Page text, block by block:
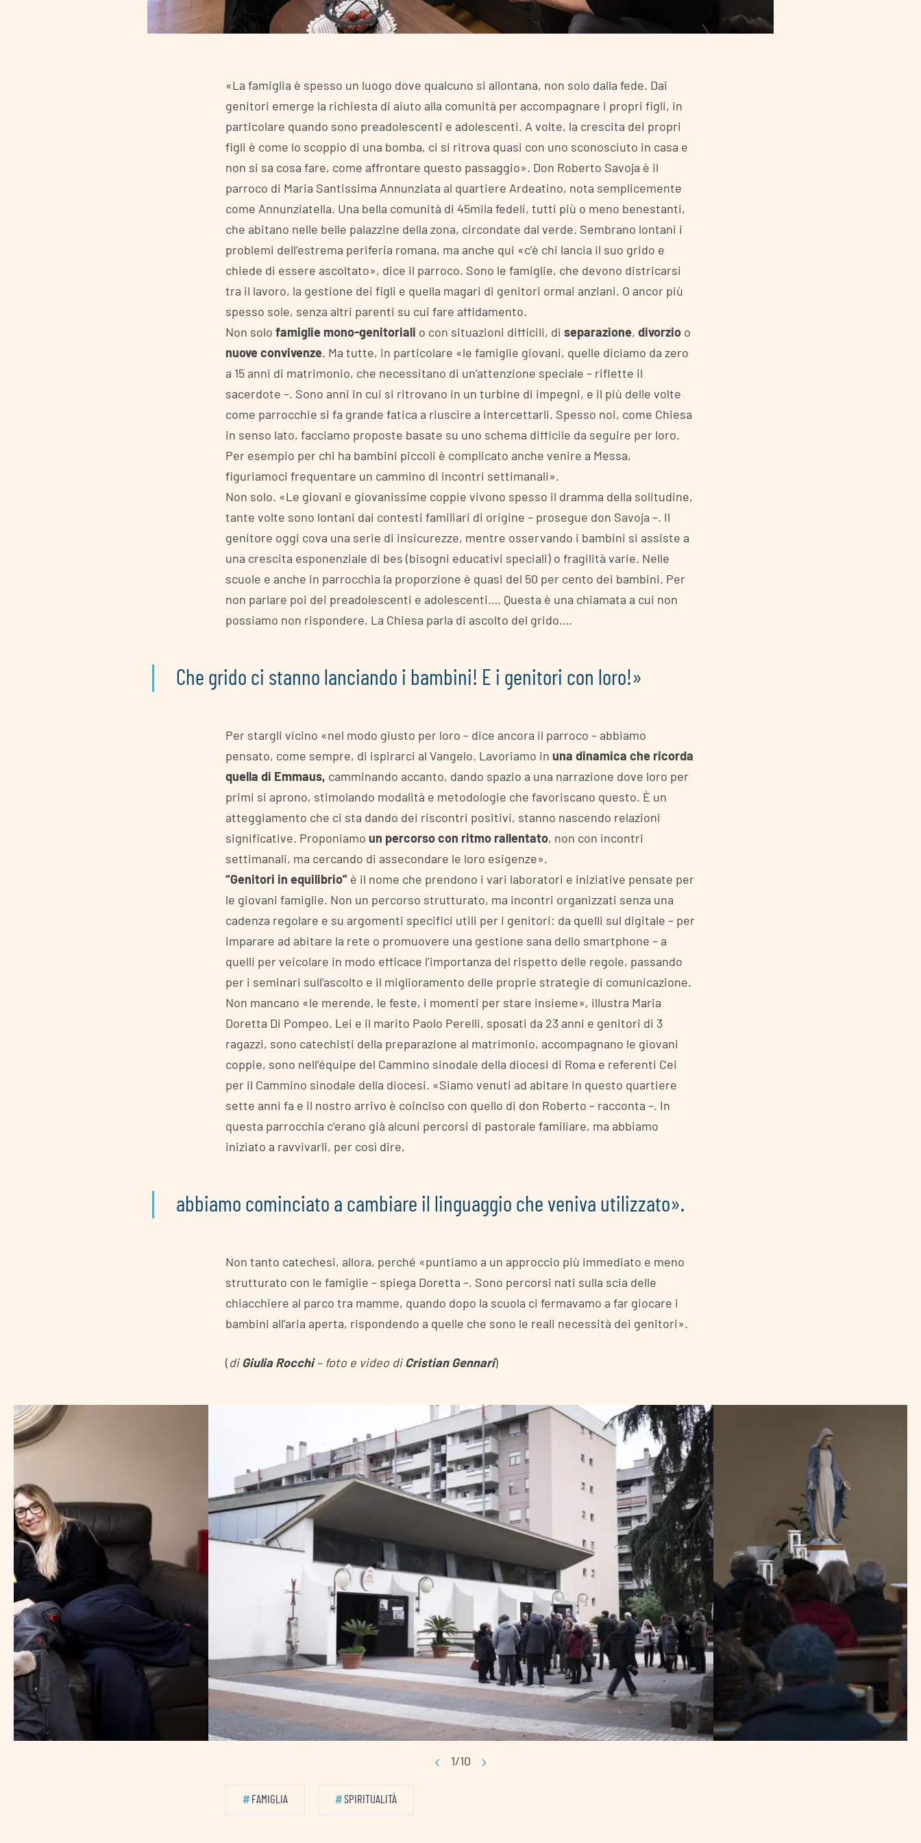
«La famiglia è spesso un luogo dove qualcuno si allontana, non solo dalla fede. Dai
genitori emerge la richiesta di aiuto alla comunità per accompagnare i propri figli, in
particolare quando sono preadolescenti e adolescenti. A volte, la crescita dei propri
figli è come lo scoppio di una bomba, ci si ritrova quasi con uno sconosciuto in casa e
non si sa cosa fare, come affrontare questo passaggio». Don Roberto Savoja è il
parroco di Maria Santissima Annunziata al quartiere Ardeatino, nota semplicemente
come Annunziatella. Una bella comunità di 45mila fedeli, tutti più o meno benestanti,
che abitano nelle belle palazzine della zona, circondate dal verde. Sembrano lontani i
problemi dell’estrema periferia romana, ma anche qui «c’è chi lancia il suo grido e
chiede di essere ascoltato», dice il parroco. Sono le famiglie, che devono districarsi
tra il lavoro, la gestione dei figli e quella magari di genitori ormai anziani. O ancor più
spesso sole, senza altri parenti su cui fare affidamento.
Non solofamiglie mono-genitoriali o con situazioni difficili, diseparazione,divorzio o
nuove convivenze. Ma tutte, in particolare «le famiglie giovani, quelle diciamo da zero
a 15 anni di matrimonio, che necessitano di un’attenzione speciale – riflette il
sacerdote –. Sono anni in cui si ritrovano in un turbine di impegni, e il più delle volte
come parrocchie si fa grande fatica a riuscire a intercettarli. Spesso noi, come Chiesa
in senso lato, facciamo proposte basate su uno schema difficile da seguire per loro.
Per esempio per chi ha bambini piccoli è complicato anche venire a Messa,
figuriamoci frequentare un cammino di incontri settimanali».
Non solo. «Le giovani e giovanissime coppie vivono spesso il dramma della solitudine,
tante volte sono lontani dai contesti familiari di origine – prosegue don Savoja –. Il
genitore oggi cova una serie di insicurezze, mentre osservando i bambini si assiste a
una crescita esponenziale di bes (bisogni educativi speciali) o fragilità varie. Nelle
scuole e anche in parrocchia la proporzione è quasi del 50 per cento dei bambini. Per
non parlare poi dei preadolescenti e adolescenti…. Questa è una chiamata a cui non
possiamo non rispondere. La Chiesa parla di ascolto del grido….
Che grido ci stanno lanciando i bambini! E i genitori con loro!»
Per stargli vicino «nel modo giusto per loro – dice ancora il parroco – abbiamo
pensato, come sempre, di ispirarci al Vangelo. Lavoriamo inuna dinamica che ricorda
quella di Emmaus, camminando accanto, dando spazio a una narrazione dove loro per
primi si aprono, stimolando modalità e metodologie che favoriscano questo. È un
atteggiamento che ci sta dando dei riscontri positivi, stanno nascendo relazioni
significative. Proponiamoun percorso con ritmo rallentato, non con incontri
settimanali, ma cercando di assecondare le loro esigenze».
“Genitori in equilibrio” è il nome che prendono i vari laboratori e iniziative pensate per
le giovani famiglie. Non un percorso strutturato, ma incontri organizzati senza una
cadenza regolare e su argomenti specifici utili per i genitori: da quelli sul digitale – per
imparare ad abitare la rete o promuovere una gestione sana dello smartphone – a
quelli per veicolare in modo efficace l’importanza del rispetto delle regole, passando
per i seminari sull’ascolto e il miglioramento delle proprie strategie di comunicazione.
Non mancano «le merende, le feste, i momenti per stare insieme», illustra Maria
Doretta Di Pompeo. Lei e il marito Paolo Perelli, sposati da 23 anni e genitori di 3
ragazzi, sono catechisti della preparazione al matrimonio, accompagnano le giovani
coppie, sono nell’équipe del Cammino sinodale della diocesi di Roma e referenti Cei
per il Cammino sinodale della diocesi. «Siamo venuti ad abitare in questo quartiere
sette anni fa e il nostro arrivo è coinciso con quello di don Roberto – racconta –. In
questa parrocchia c’erano già alcuni percorsi di pastorale familiare, ma abbiamo
iniziato a ravvivarli, per così dire,
abbiamo cominciato a cambiare il linguaggio che veniva utilizzato».
Non tanto catechesi, allora, perché «puntiamo a un approccio più immediato e meno
strutturato con le famiglie – spiega Doretta –. Sono percorsi nati sulla scia delle
chiacchiere al parco tra mamme, quando dopo la scuola ci fermavamo a far giocare i
bambini all’aria aperta, rispondendo a quelle che sono le reali necessità dei genitori».
(diGiulia Rocchi– foto e video diCristian Gennari)
1/10
# FAMIGLIA #SPIRITUALITÀ